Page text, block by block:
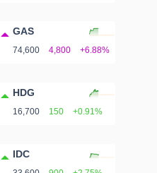
GAS
74,600 4,800 +6.88%
HDG
16,700 150 +0.91%
IDC